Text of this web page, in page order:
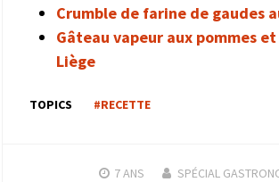
Crumble de farine de gaudes
Gâteau vapeur aux pommes
Liège
TOPICS #RECETTE
7 ANS SPÉCIAL